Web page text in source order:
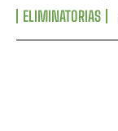
ELIMINATORIAS